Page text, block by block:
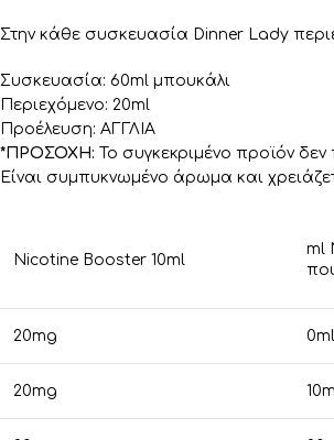
Στην κάθε συσκευασία Dinner Lady
Συσκευασία: 60ml μπουκάλι
Περιεχόμενο: 20ml
Προέλευση: ΑΓΓΛΙΑ
*ΠΡΟΣΟΧΗ: Το συγκεκριμένο προϊόν
Είναι συμπυκνωμένο άρωμα και
Nicotine Booster 10ml
ml
20mg 0ml
20mg